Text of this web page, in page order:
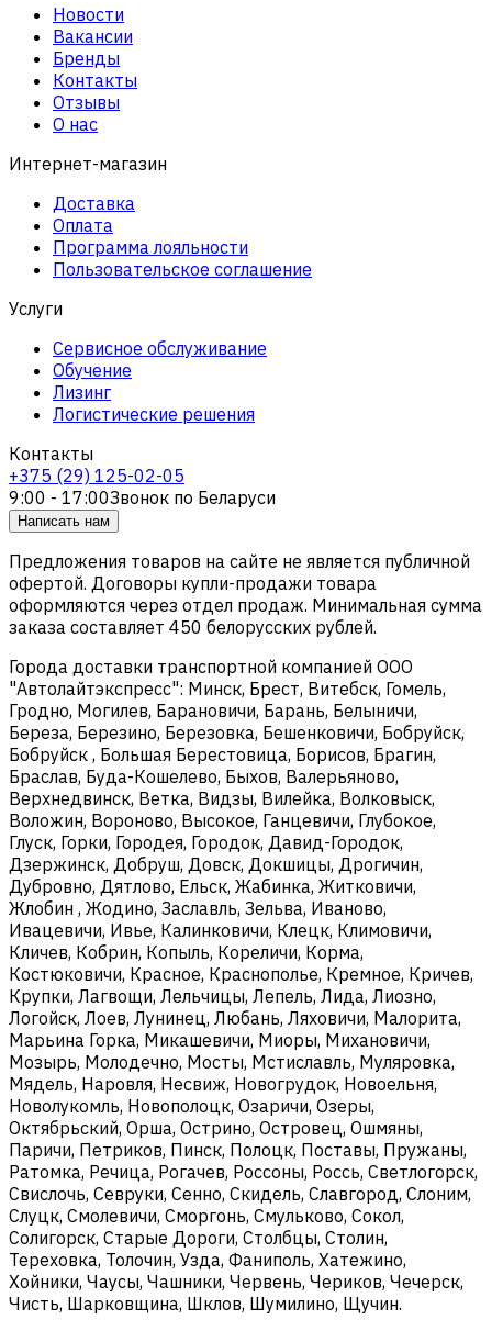
Новости
Вакансии
Бренды
Контакты
Отзывы
О нас
Интернет-магазин
Доставка
Оплата
Программа лояльности
Пользовательское соглашение
Услуги
Сервисное обслуживание
Обучение
Лизинг
Логистические решения
Контакты
+375 (29) 125-02-05
9:00 - 17:00Звонок по Беларуси
Написать нам
Предложения товаров на сайте не является публичной
офертой. Договоры купли-продажи товара
оформляются через отдел продаж. Минимальная сумма
заказа составляет 450 белорусских рублей.
Города доставки транспортной компанией ООО
"Автолайтэкспресс": Минск, Брест, Витебск, Гомель,
Гродно, Могилев, Барановичи, Барань, Белыничи,
Береза, Березино, Березовка, Бешенковичи, Бобруйск,
Бобруйск , Большая Берестовица, Борисов, Брагин,
Браслав, Буда-Кошелево, Быхов, Валерьяново,
Верхнедвинск, Ветка, Видзы, Вилейка, Волковыск,
Воложин, Вороново, Высокое, Ганцевичи, Глубокое,
Глуск, Горки, Городея, Городок, Давид-Городок,
Дзержинск, Добруш, Довск, Докшицы, Дрогичин,
Дубровно, Дятлово, Ельск, Жабинка, Житковичи,
Жлобин , Жодино, Заславль, Зельва, Иваново,
Ивацевичи, Ивье, Калинковичи, Клецк, Климовичи,
Кличев, Кобрин, Копыль, Кореличи, Корма,
Костюковичи, Красное, Краснополье, Кремное, Кричев,
Крупки, Лагвощи, Лельчицы, Лепель, Лида, Лиозно,
Логойск, Лоев, Лунинец, Любань, Ляховичи, Малорита,
Марьина Горка, Микашевичи, Миоры, Михановичи,
Мозырь, Молодечно, Мосты, Мстиславль, Муляровка,
Мядель, Наровля, Несвиж, Новогрудок, Новоельня,
Новолукомль, Новополоцк, Озаричи, Озеры,
Октябрьский, Орша, Острино, Островец, Ошмяны,
Паричи, Петриков, Пинск, Полоцк, Поставы, Пружаны,
Ратомка, Речица, Рогачев, Россоны, Россь, Светлогорск,
Свислочь, Севруки, Сенно, Скидель, Славгород, Слоним,
Слуцк, Смолевичи, Сморгонь, Смульково, Сокол,
Солигорск, Старые Дороги, Столбцы, Столин,
Тереховка, Толочин, Узда, Фаниполь, Хатежино,
Хойники, Чаусы, Чашники, Червень, Чериков, Чечерск,
Чисть, Шарковщина, Шклов, Шумилино, Щучин.